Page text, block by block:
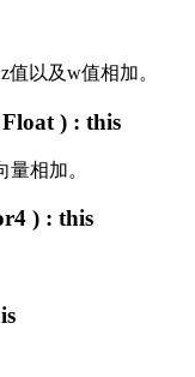
以及w值相加。
) : this
相加。
) : this